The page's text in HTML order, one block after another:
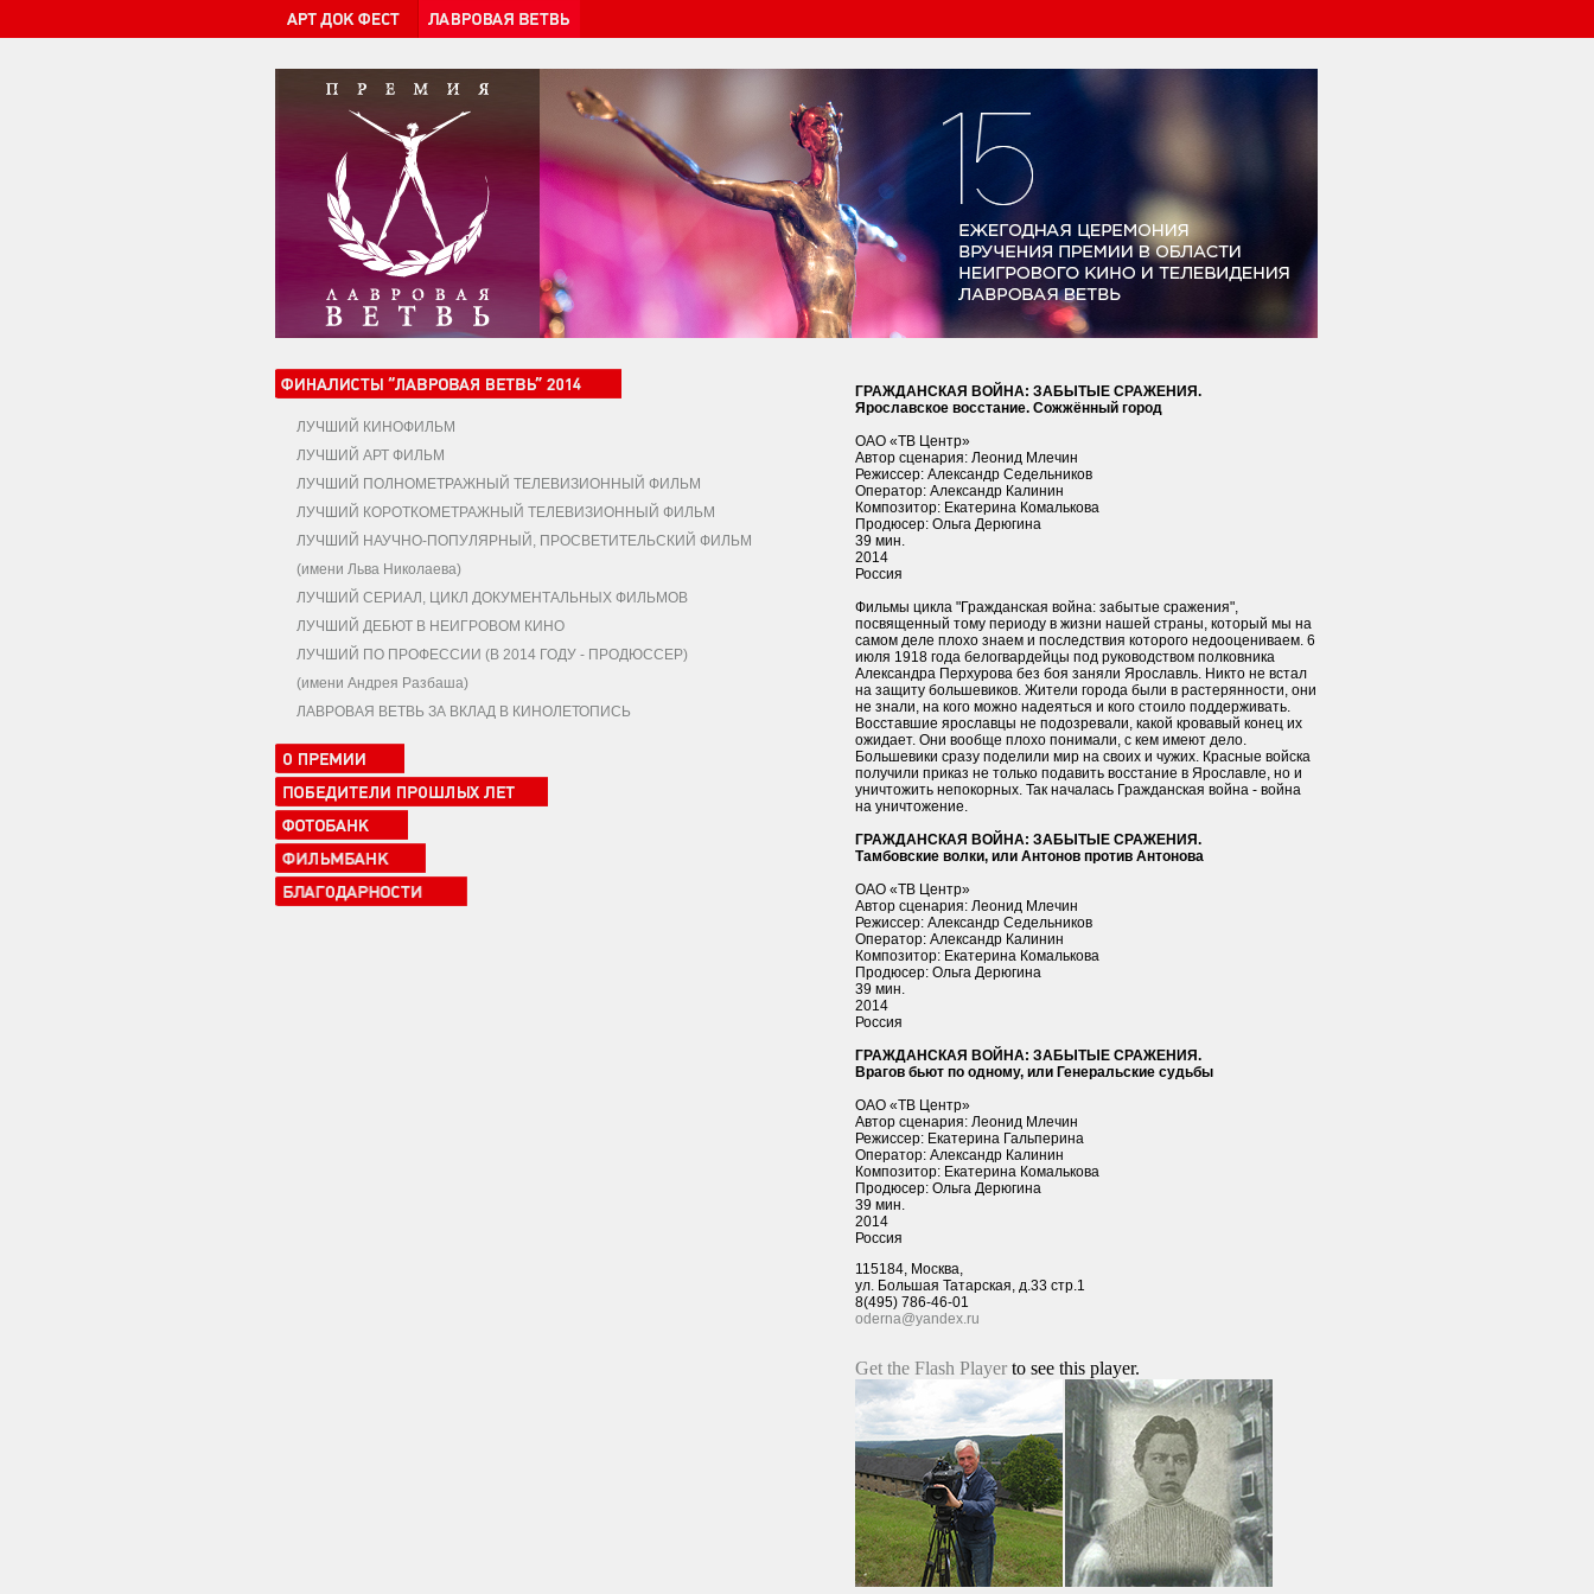
ЛУЧШИЙ КИНОФИЛЬМ
ЛУЧШИЙ АРТ ФИЛЬМ
ЛУЧШИЙ ПОЛНОМЕТРАЖНЫЙ ТЕЛЕВИЗИОННЫЙ ФИЛЬМ
ЛУЧШИЙ КОРОТКОМЕТРАЖНЫЙ ТЕЛЕВИЗИОННЫЙ ФИЛЬМ
ЛУЧШИЙ НАУЧНО-ПОПУЛЯРНЫЙ, ПРОСВЕТИТЕЛЬСКИЙ ФИЛЬМ
(имени Льва Николаева)
ЛУЧШИЙ СЕРИАЛ, ЦИКЛ ДОКУМЕНТАЛЬНЫХ ФИЛЬМОВ
ЛУЧШИЙ ДЕБЮТ В НЕИГРОВОМ КИНО
ЛУЧШИЙ ПО ПРОФЕССИИ (В 2014 ГОДУ - ПРОДЮССЕР)
(имени Андрея Разбаша)
ЛАВРОВАЯ ВЕТВЬ ЗА ВКЛАД В КИНОЛЕТОПИСЬ
ГРАЖДАНСКАЯ ВОЙНА: ЗАБЫТЫЕ СРАЖЕНИЯ.
Ярославское восстание. Сожжённый город
ОАО «ТВ Центр»
Автор сценария: Леонид Млечин
Режиссер: Александр Седельников
Оператор: Александр Калинин
Композитор: Екатерина Комалькова
Продюсер: Ольга Дерюгина
39 мин.
2014
Россия
Фильмы цикла "Гражданская война: забытые сражения",
посвященный тому периоду в жизни нашей страны, который мы на
самом деле плохо знаем и последствия которого недооцениваем. 6
июля 1918 года белогвардейцы под руководством полковника
Александра Перхурова без боя заняли Ярославль. Никто не встал
на защиту большевиков. Жители города были в растерянности, они
не знали, на кого можно надеяться и кого стоило поддерживать.
Восставшие ярославцы не подозревали, какой кровавый конец их
ожидает. Они вообще плохо понимали, с кем имеют дело.
Большевики сразу поделили мир на своих и чужих. Красные войска
получили приказ не только подавить восстание в Ярославле, но и
уничтожить непокорных. Так началась Гражданская война - война
на уничтожение.
ГРАЖДАНСКАЯ ВОЙНА: ЗАБЫТЫЕ СРАЖЕНИЯ.
Тамбовские волки, или Антонов против Антонова
ОАО «ТВ Центр»
Автор сценария: Леонид Млечин
Режиссер: Александр Седельников
Оператор: Александр Калинин
Композитор: Екатерина Комалькова
Продюсер: Ольга Дерюгина
39 мин.
2014
Россия
ГРАЖДАНСКАЯ ВОЙНА: ЗАБЫТЫЕ СРАЖЕНИЯ.
Врагов бьют по одному, или Генеральские судьбы
ОАО «ТВ Центр»
Автор сценария: Леонид Млечин
Режиссер: Екатерина Гальперина
Оператор: Александр Калинин
Композитор: Екатерина Комалькова
Продюсер: Ольга Дерюгина
39 мин.
2014
Россия
115184, Москва,
ул. Большая Татарская, д.33 стр.1
8(495) 786-46-01
oderna@yandex.ru
Get the Flash Player to see this player.